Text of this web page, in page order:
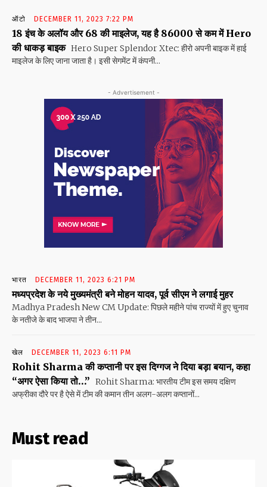
ऑटो DECEMBER 11, 2023 7:22 PM
18 इंच के अलॉय और 68 की माइलेज, यह है 86000 से कम में Hero
की धाकड़ बाइक Hero Super Splendor Xtec: हीरो अपनी बाइक में हाई
माइलेज के लिए जाना जाता है। इसी सेगमेंट में कंपनी...
- Advertisement -
भारत DECEMBER 11, 2023 6:21 PM
मध्यप्रदेश के नये मुख्यमंत्री बने मोहन यादव, पूर्व सीएम ने लगाई मुहर
Madhya Pradesh New CM Update: पिछले महीने पांच राज्यों में हुए चुनाव
के नतीजे के बाद भाजपा ने तीन...
खेल DECEMBER 11, 2023 6:11 PM
Rohit Sharma की कप्तानी पर इस दिग्गज ने दिया बड़ा बयान, कहा
“अगर ऐसा किया तो…” Rohit Sharma: भारतीय टीम इस समय दक्षिण
अफ्रीका दौरे पर है ऐसे में टीम की कमान तीन अलग-अलग कप्तानों...
Must read